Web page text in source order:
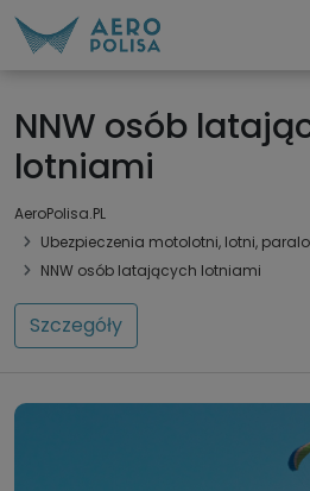
NNW osób
lotniami
AeroPolisa.PL
Ubezpieczenia motolotni, lotni,
NNW osób latających lotniami
Szczegóły